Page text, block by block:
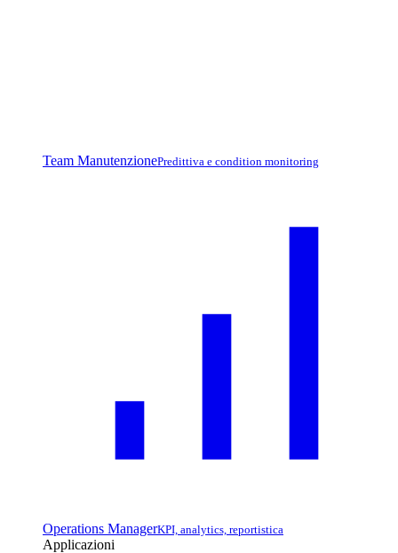
Team ManutenzionePredittiva e condition monitoring
Operations ManagerKPI, analytics, reportistica
Applicazioni